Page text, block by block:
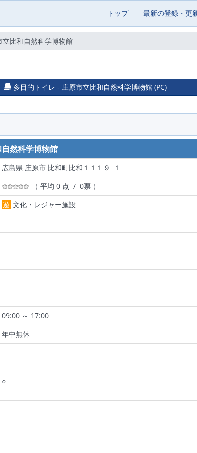
トップ 最新の登録・更
立比和自然科学博物館
多目的トイレ - 庄原市立比和自然科学博物館 (PC)
然科学博物館
広島県 庄原市 比和町比和１１１９−１
（ 平均 0 点 / 0票 ）
遊 文化・レジャー施設
09:00 ～ 17:00
年中無休
○